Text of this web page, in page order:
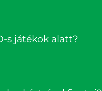
s játékok alatt?